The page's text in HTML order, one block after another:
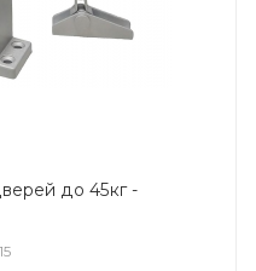
до 45кг -